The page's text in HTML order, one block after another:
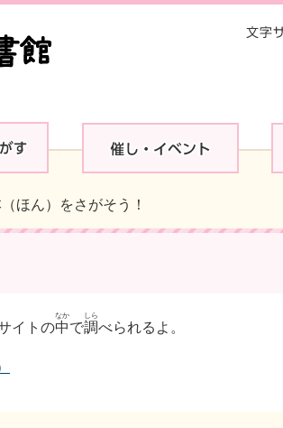
ほん）をさがそう！
イトの中
なか
で調
しら
べられるよ。